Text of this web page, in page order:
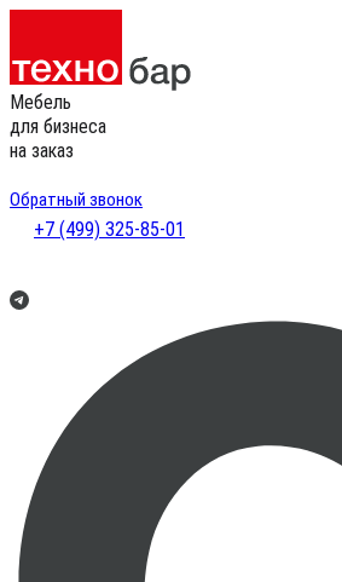
Мебель
для бизнеса
на заказ
Обратный звонок
+7 (499) 325-85-01